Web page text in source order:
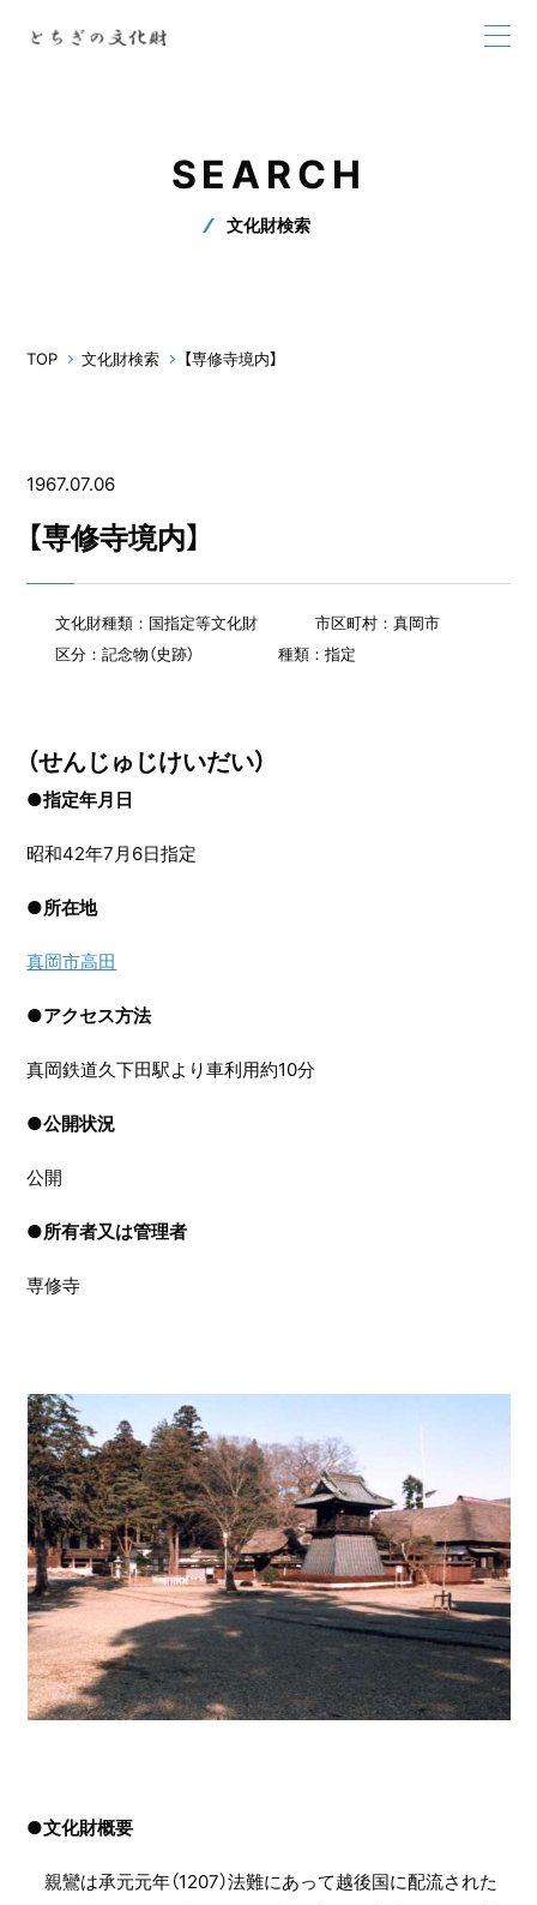
SEARCH
文化財検索
TOP 文化財検索 【専修寺境内】
1967.07.06
【専修寺境内】
文化財種類：国指定等文化財
市区町村：真岡市
区分：記念物（史跡）
種類：指定
（せんじゅじけいだい）
●指定年月日
昭和42年7月6日指定
●所在地
真岡市高田
●アクセス方法
真岡鉄道久下田駅より車利用約10分
●公開状況
公開
●所有者又は管理者
専修寺
●文化財概要
親鸞は承元元年（1207）法難にあって越後国に配流された